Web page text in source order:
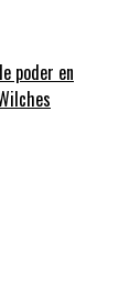
poder en